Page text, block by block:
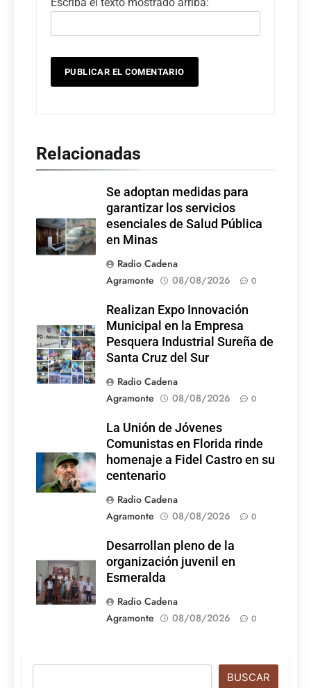
Escriba el texto mostrado arriba:
Relacionadas
Se adoptan medidas para
garantizar los servicios
esenciales de Salud Pública
en Minas
Radio Cadena
Agramonte
08/08/2026 0
Realizan Expo Innovación
Municipal en la Empresa
Pesquera Industrial Sureña de
Santa Cruz del Sur
Radio Cadena
Agramonte
08/08/2026 0
La Unión de Jóvenes
Comunistas en Florida rinde
homenaje a Fidel Castro en su
centenario
Radio Cadena
Agramonte
08/08/2026 0
Desarrollan pleno de la
organización juvenil en
Esmeralda
Radio Cadena
Agramonte
08/08/2026 0
BUSCAR